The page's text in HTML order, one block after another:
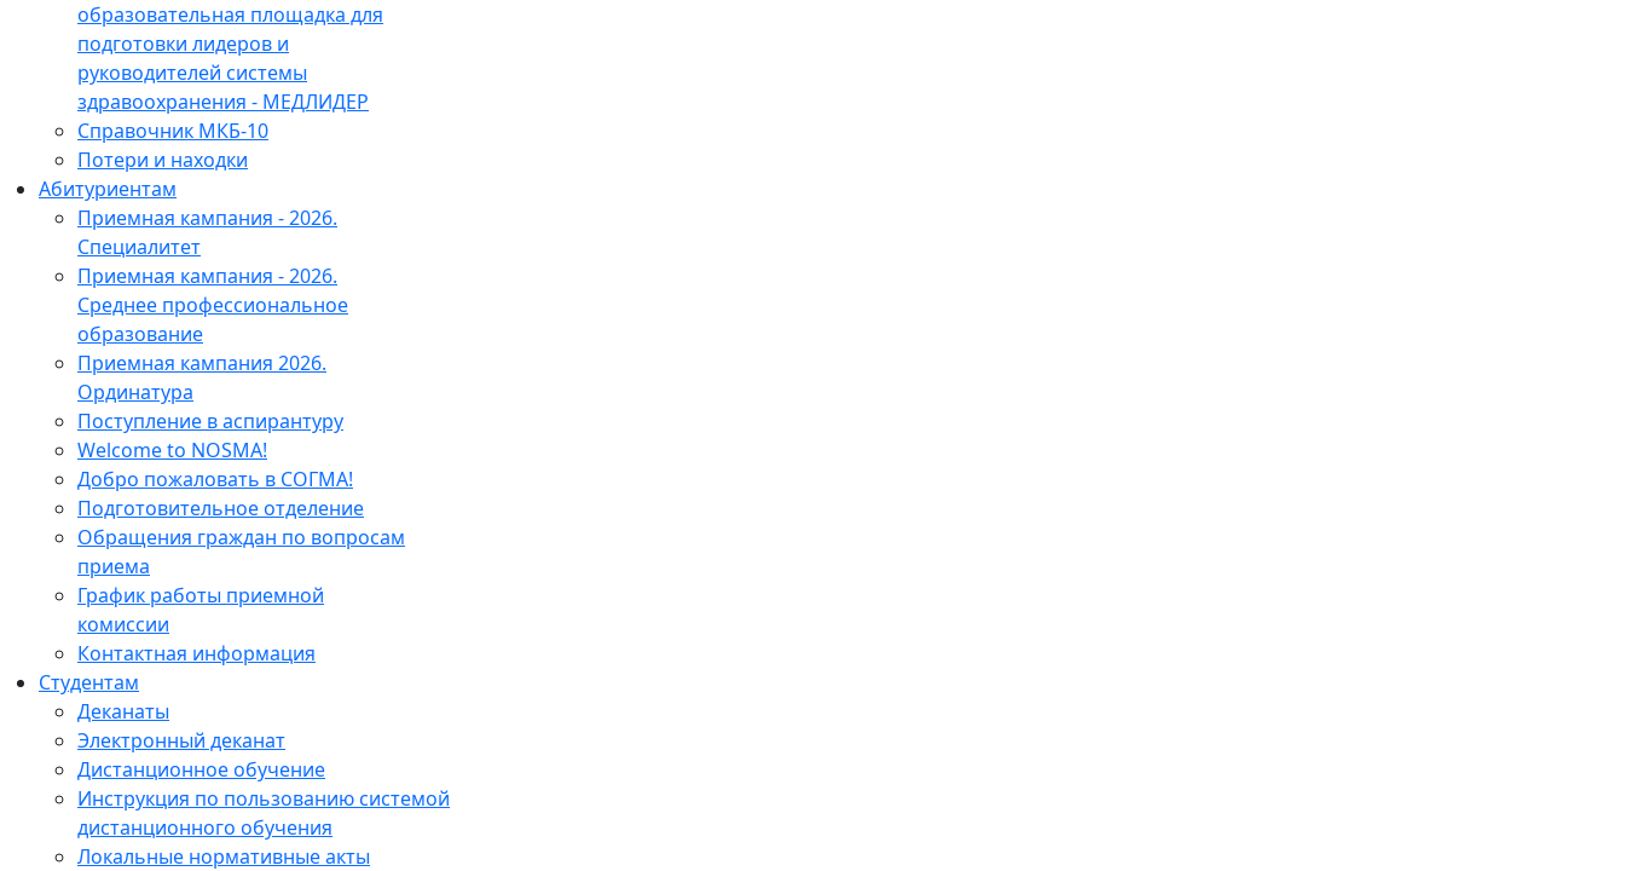
образовательная площадка для
подготовки лидеров и
руководителей системы
здравоохранения - МЕДЛИДЕР
Справочник МКБ-10
Потери и находки
Абитуриентам
Приемная кампания - 2026.
Специалитет
Приемная кампания - 2026.
Среднее профессиональное
образование
Приемная кампания 2026.
Ординатура
Поступление в аспирантуру
Welcome to NOSMA!
Добро пожаловать в СОГМА!
Подготовительное отделение
Обращения граждан по вопросам
приема
График работы приемной
комиссии
Контактная информация
Студентам
Деканаты
Электронный деканат
Дистанционное обучение
Инструкция по пользованию системой
дистанционного обучения
Локальные нормативные акты